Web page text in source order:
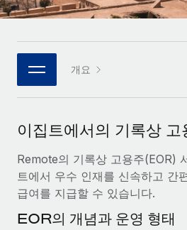
연결 새로운
통합
핵심 비즈니스 도구로 프로세스를 간
전문가 상담
글로벌 인사 및 규정 준수 업무 처
신원 조사
REMOTE 파트너 되기
플랫폼에 글로벌 HR을 유연하게 통합
Remote와의 파트너십 기회 탐색
Remote Build 곧 제공 예정
사례 연구
AI 분야의 선구자인 Weaviate가
직무 설명 라이브러리
이벤트
급여 및 인재 인사이트
지원받기
한국어
개요
이집트에서의 기록상
Remote의 기록상 고용주(EOR)
트에서 우수 인재를 신속하고 간
급여를 지급할 수 있습니다.
EOR의 개념과 운영 형태